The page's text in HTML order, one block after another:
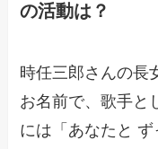
の活動は？
時任三郎さんの長
お名前で、歌手と
には「あなたと